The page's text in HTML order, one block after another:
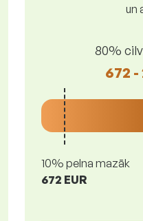
un
80%
672 -
10% pelna mazāk
672 EUR